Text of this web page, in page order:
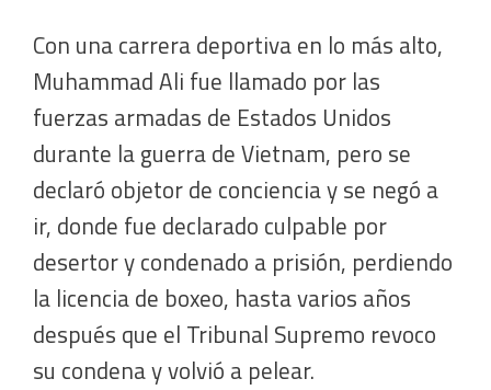
Con una carrera deportiva en lo más alto,
Muhammad Ali fue llamado por las
fuerzas armadas de Estados Unidos
durante la guerra de Vietnam, pero se
declaró objetor de conciencia y se negó a
ir, donde fue declarado culpable por
desertor y condenado a prisión, perdiendo
la licencia de boxeo, hasta varios años
después que el Tribunal Supremo revoco
su condena y volvió a pelear.